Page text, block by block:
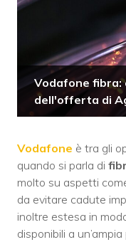
Vodafone
dell'offerta di
Vodafone è tra gli
quando si parla di
molto su aspetti
da evitare cadute
inoltre estesa in
disponibili a